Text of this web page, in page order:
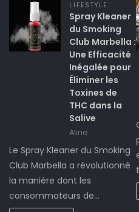
LIFESTYLE
Spray Kleaner
du Smoking
Club Marbella :
Une Efficacité
Inégalée pour
Éliminer les
Toxines de
THC dans la
Salive
Aline
Le Spray Kleaner du Smoking
Club Marbella a révolutionné
la manière dont les
consommateurs de…